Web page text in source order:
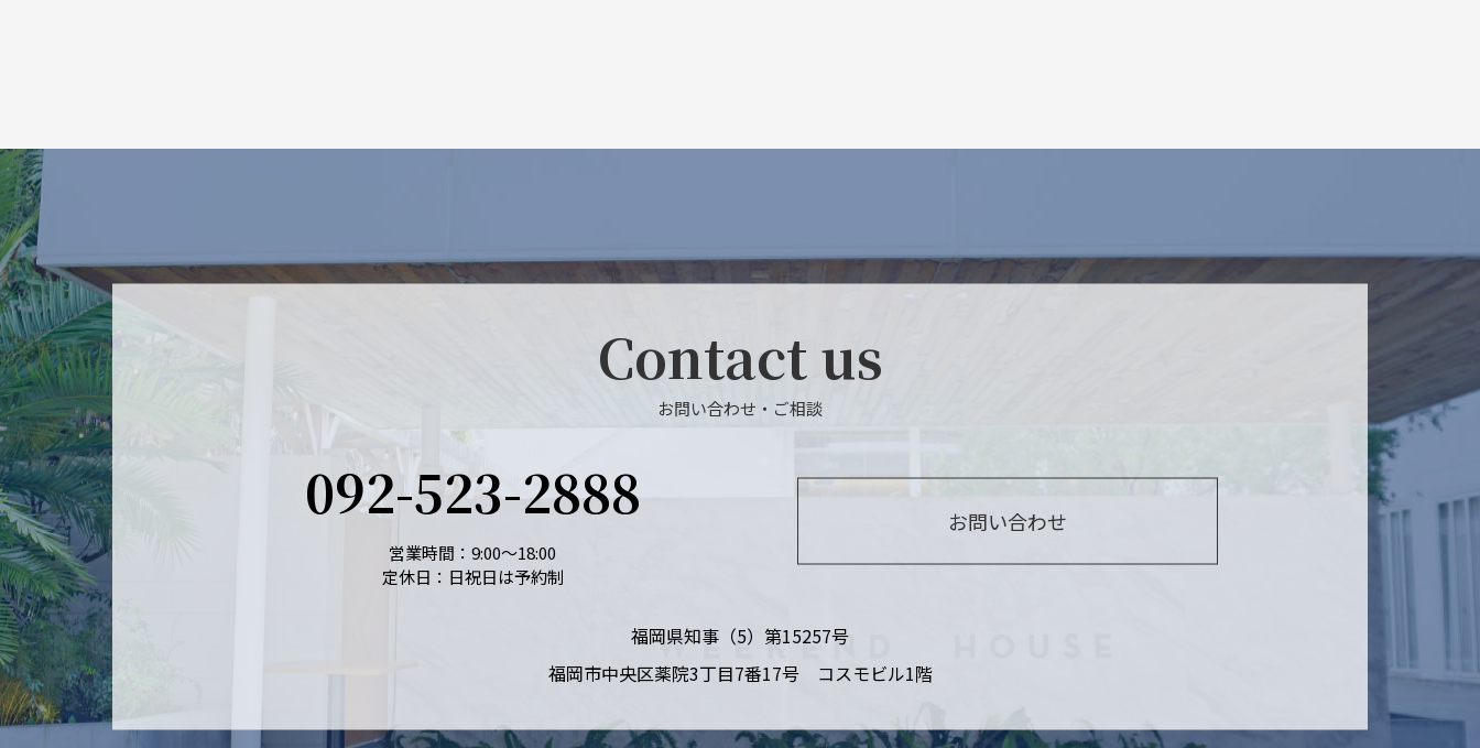
Contact us
お問い合わせ・ご相談
092-523-2888
営業時間：9:00～18:00
定休日：日祝日は予約制
お問い合わせ
福岡県知事（5）第15257号
福岡市中央区薬院3丁目7番17号 コスモビル1階